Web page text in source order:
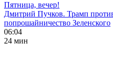
Пятница, вечер!
Дмитрий Пучков. Трамп
попрошайничество Зеленского
06:04
24 мин